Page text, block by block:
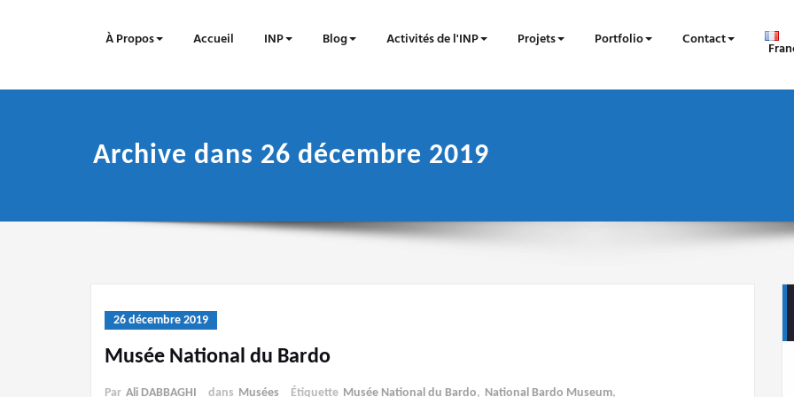
À Propos Accueil INP Blog Activités de l'INP Projets Portfolio Contact
Archive dans 26 décembre 2019
26 décembre 2019
Musée National du Bardo
Par Ali DABBAGHI dans Musées Étiquette Musée National du Bardo, National Bardo Museum,